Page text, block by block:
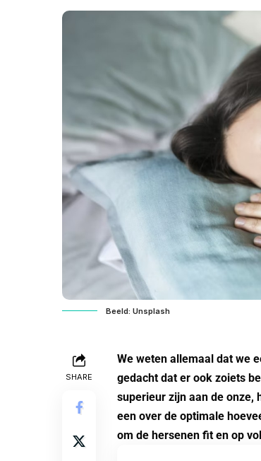
Beeld: Unsplash
SHARE
We weten allemaal dat we
gedacht dat er ook zoiets
superieur zijn aan de onze,
een over de optimale
om de hersenen fit en op